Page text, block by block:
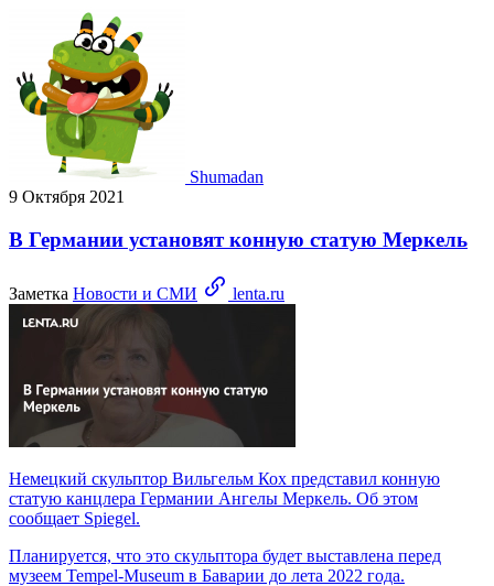
Shumadan
9 Октября 2021
В Германии установят конную статую Меркель
Заметка Новости и СМИ lenta.ru
Немецкий скульптор Вильгельм Кох представил конную
статую канцлера Германии Ангелы Меркель. Об этом
сообщает Spiegel.
Планируется, что это скульптора будет выставлена перед
музеем Tempel-Museum в Баварии до лета 2022 года.